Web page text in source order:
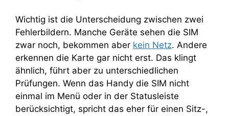
Wichtig ist die Unterscheidung zwischen zwei
Fehlerbildern. Manche Geräte sehen die SIM
zwar noch, bekommen aber kein Netz. Andere
erkennen die Karte gar nicht erst. Das klingt
ähnlich, führt aber zu unterschiedlichen
Prüfungen. Wenn das Handy die SIM nicht
einmal im Menü oder in der Statusleiste
berücksichtigt, spricht das eher für einen Sitz-,